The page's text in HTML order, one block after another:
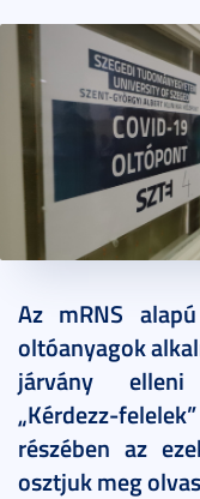
Az mRNS
oltóanyagok
járvány elleni
„Kérdezz-
részében az
osztjuk meg